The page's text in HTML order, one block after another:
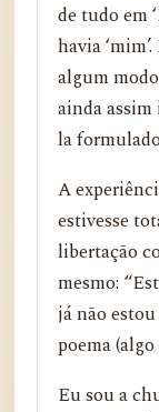
de tudo em
havia
algum
ainda
la
A
estivesse
libertação
mesmo:
já não
poema
Eu sou a